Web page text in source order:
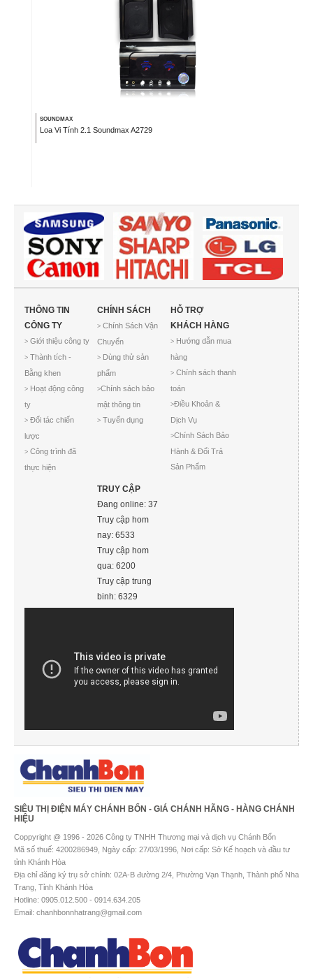
SOUNDMAX
Loa Vi Tính 2.1 Soundmax A2729
THÔNG TIN
CÔNG TY
> Giới thiệu công ty
> Thành tích -
Bằng khen
> Hoạt động công
ty
> Đối tác chiến
lược
> Công trình đã
thực hiện
CHÍNH SÁCH
> Chính Sách Vận
Chuyển
> Dùng thử sản
phẩm
>Chính sách bảo
mật thông tin
> Tuyển dụng
HỖ TRỢ
KHÁCH HÀNG
>Hướng dẫn mua
hàng
>Chính sách thanh
toán
>Điều Khoản &
Dịch Vụ
>Chính Sách Bảo
Hành & Đổi Trả
Sản Phẩm
TRUY CẬP
Đang online: 37
Truy cập hom
nay: 6533
Truy cập hom
qua: 6200
Truy cập trung
binh: 6329
SIÊU THỊ ĐIỆN MÁY CHÁNH BỔN - GIÁ CHÁNH HÃNG - HÀNG CHÁNH
HIỆU
Coppyright @ 1996 - 2026 Công ty TNHH Thương mại và dịch vụ Chánh Bổn
Mã số thuế: 4200286949, Ngày cấp: 27/03/1996, Nơi cấp: Sở Kế hoạch và đầu tư
tỉnh Khánh Hòa
Địa chỉ đăng ký trụ sở chính: 02A-B đường 2/4, Phường Vạn Thạnh, Thành phố Nha
Trang, Tỉnh Khánh Hòa
Hotline: 0905.012.500 - 0914.634.205
Email: chanhbonnhatrang@gmail.com